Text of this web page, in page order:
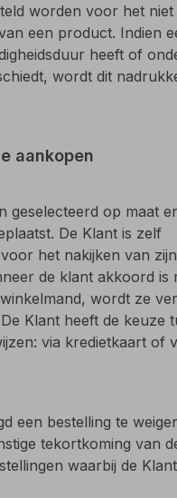
worden voor het niet
een product. Indien
heeft of
wordt dit
aankopen
geselecteerd op maat
De Klant is zelf
het nakijken van zijn
de klant akkoord is
wordt ze
Klant heeft de keuze
via kredietkaart of
een bestelling te
tekortkoming van
waarbij de